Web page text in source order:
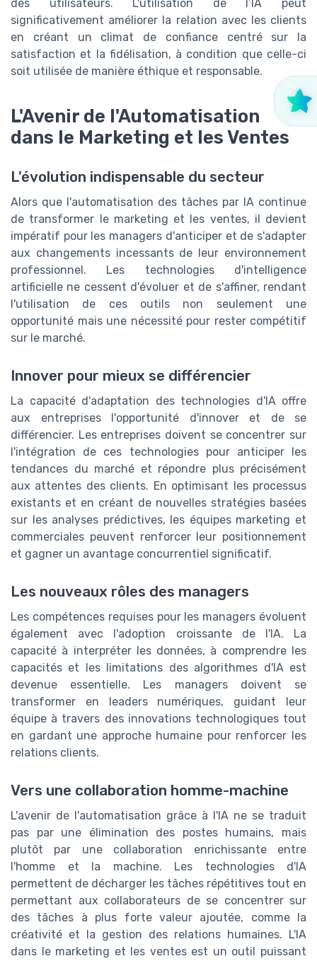
des utilisateurs. L'utilisation de l’IA peut
significativement améliorer la relation avec les clients
en créant un climat de confiance centré sur la
satisfaction et la fidélisation, à condition que celle-ci
soit utilisée de manière éthique et responsable.
L'Avenir de l'Automatisation
dans le Marketing et les Ventes
L'évolution indispensable du secteur
Alors que l'automatisation des tâches par IA continue
de transformer le marketing et les ventes, il devient
impératif pour les managers d'anticiper et de s'adapter
aux changements incessants de leur environnement
professionnel. Les technologies d'intelligence
artificielle ne cessent d'évoluer et de s'affiner, rendant
l'utilisation de ces outils non seulement une
opportunité mais une nécessité pour rester compétitif
sur le marché.
Innover pour mieux se différencier
La capacité d'adaptation des technologies d'IA offre
aux entreprises l'opportunité d'innover et de se
différencier. Les entreprises doivent se concentrer sur
l'intégration de ces technologies pour anticiper les
tendances du marché et répondre plus précisément
aux attentes des clients. En optimisant les processus
existants et en créant de nouvelles stratégies basées
sur les analyses prédictives, les équipes marketing et
commerciales peuvent renforcer leur positionnement
et gagner un avantage concurrentiel significatif.
Les nouveaux rôles des managers
Les compétences requises pour les managers évoluent
également avec l'adoption croissante de l'IA. La
capacité à interpréter les données, à comprendre les
capacités et les limitations des algorithmes d'IA est
devenue essentielle. Les managers doivent se
transformer en leaders numériques, guidant leur
équipe à travers des innovations technologiques tout
en gardant une approche humaine pour renforcer les
relations clients.
Vers une collaboration homme-machine
L'avenir de l'automatisation grâce à l'IA ne se traduit
pas par une élimination des postes humains, mais
plutôt par une collaboration enrichissante entre
l'homme et la machine. Les technologies d'IA
permettent de décharger les tâches répétitives tout en
permettant aux collaborateurs de se concentrer sur
des tâches à plus forte valeur ajoutée, comme la
créativité et la gestion des relations humaines. L'IA
dans le marketing et les ventes est un outil puissant